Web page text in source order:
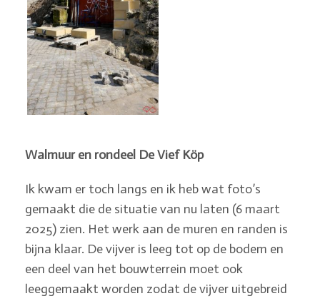
Walmuur en rondeel De Vief Köp
Ik kwam er toch langs en ik heb wat foto’s
gemaakt die de situatie van nu laten (6 maart
2025) zien. Het werk aan de muren en randen is
bijna klaar. De vijver is leeg tot op de bodem en
een deel van het bouwterrein moet ook
leeggemaakt worden zodat de vijver uitgebreid